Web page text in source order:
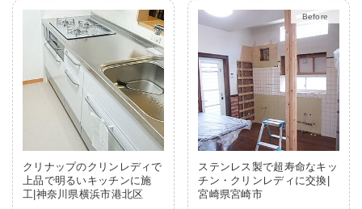
クリナップのクリンレディで
上品で明るいキッチンに施
工|神奈川県横浜市港北区
After
ステンレス製で超寿命なキッ
チン・クリンレディに交換|
宮崎県宮崎市